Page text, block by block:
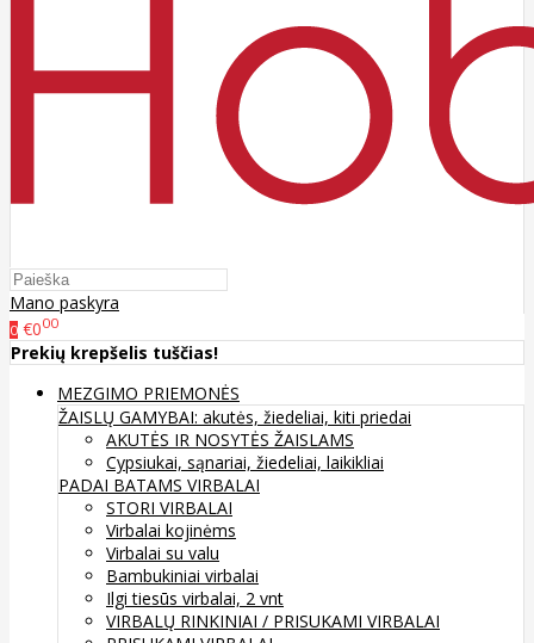
Mano paskyra
0 €000
Prekių krepšelis tuščias!
MEZGIMO PRIEMONĖS
ŽAISLŲ GAMYBAI: akutės, žiedeliai, kiti priedai
AKUTĖS IR NOSYTĖS ŽAISLAMS
Cypsiukai, sąnariai, žiedeliai, laikikliai
PADAI BATAMS VIRBALAI
STORI VIRBALAI
Virbalai kojinėms
Virbalai su valu
Bambukiniai virbalai
Ilgi tiesūs virbalai, 2 vnt
VIRBALŲ RINKINIAI / PRISUKAMI VIRBALAI